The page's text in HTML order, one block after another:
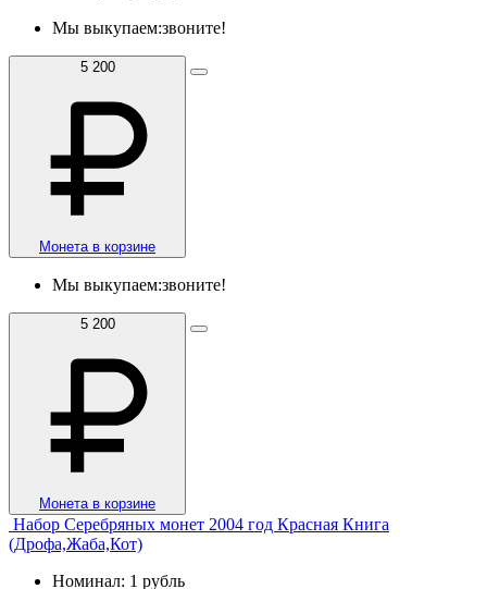
Мы выкупаем:звоните!
5 200
Монета в корзине
Мы выкупаем:звоните!
5 200
Монета в корзине
Набор Серебряных монет 2004 год Красная Книга
(Дрофа,Жаба,Кот)
Номинал: 1 рубль